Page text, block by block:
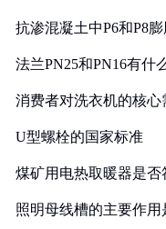
抗渗混凝土中P6和P8
法兰PN25和PN16有什
消费者对洗衣机的核
U型螺栓的国家标准
煤矿用电热取暖器是
照明母线槽的主要作用